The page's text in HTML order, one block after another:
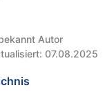
Autor
07.08.2025